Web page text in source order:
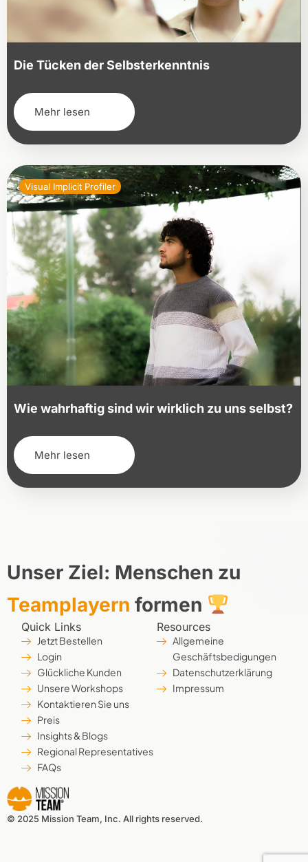
Die Tücken der Selbsterkenntnis
Mehr lesen
Visual Implicit Profiler
Wie wahrhaftig sind wir wirklich zu uns selbst?
Mehr lesen
Unser Ziel: Menschen zu
Teamplayern formen
Quick Links
Jetzt Bestellen
Login
Glückliche Kunden
Unsere Workshops
Kontaktieren Sie uns
Preis
Insights & Blogs
Regional Representatives
FAQs
Resources
Allgemeine
Geschäftsbedigungen
Datenschutzerklärung
Impressum
© 2025 Mission Team, Inc. All rights reserved.